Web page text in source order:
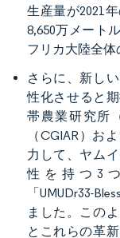
生産量が2021
8,650万メート
フリカ大陸全体
さらに、新し
性化させると
帯農業研究所
（CGIAR）お
力して、ヤム
性を持つ3つ
「UMUDr33-
ました。この
とこれらの革